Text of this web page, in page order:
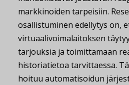
markkinoiden tarpeisiin.
osallistuminen edellytys on,
virtuaalivoimalaitoksen
tarjouksia ja toimittamaan
historiatietoa tarvittaessa.
hoituu automatisoidun